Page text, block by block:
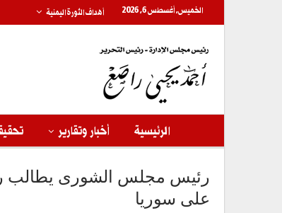
الخميس, أغسطس 6, 2026 أهداف الثورة اليمنية
الرئيسية أخبار وتقارير
رئيس مجلس الشورى يطالب
على سوريا